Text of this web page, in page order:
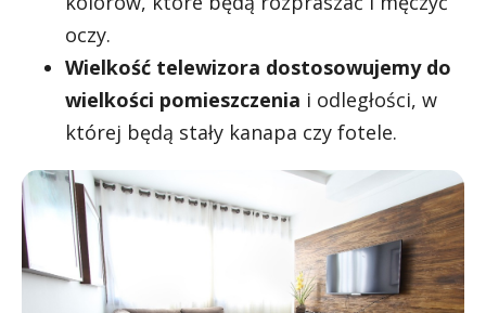
oczy.
Wielkość telewizora dostosowujemy do
wielkości pomieszczenia i odległości, w
której będą stały kanapa czy fotele.